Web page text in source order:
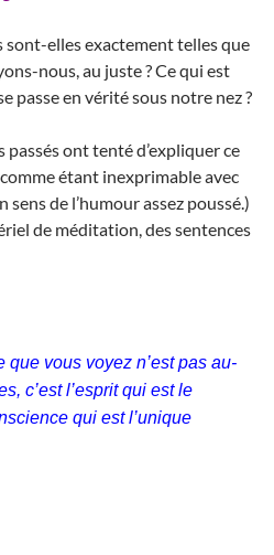
sont-elles exactement telles que
nous, au juste ? Ce qui est
passe en vérité sous notre nez ?
passés ont tenté d’expliquer ce
étant inexprimable avec
de l’humour assez poussé.)
de méditation, des sentences
que vous voyez n’est pas au-
c’est l’esprit qui est le
qui est l’unique